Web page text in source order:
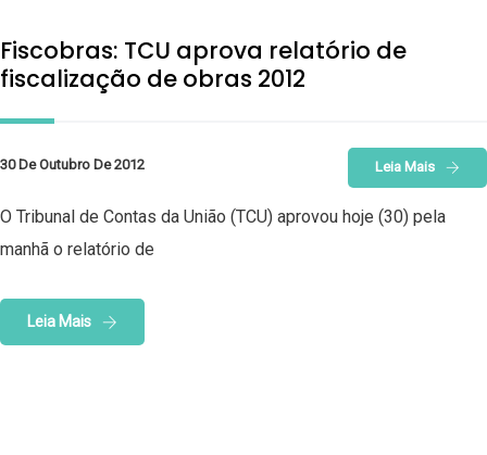
Fiscobras: TCU aprova relatório de
fiscalização de obras 2012
30 De Outubro De 2012 Leia Mais
O Tribunal de Contas da União (TCU) aprovou hoje (30) pela
manhã o relatório de
Leia Mais